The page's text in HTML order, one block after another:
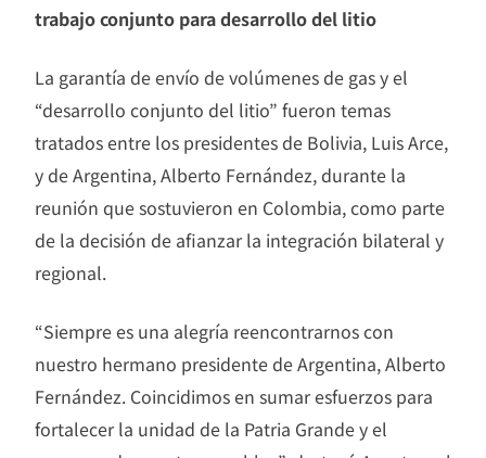
trabajo conjunto para desarrollo del litio
La garantía de envío de volúmenes de gas y el
“desarrollo conjunto del litio” fueron temas
tratados entre los presidentes de Bolivia, Luis Arce,
y de Argentina, Alberto Fernández, durante la
reunión que sostuvieron en Colombia, como parte
de la decisión de afianzar la integración bilateral y
regional.
“Siempre es una alegría reencontrarnos con
nuestro hermano presidente de Argentina, Alberto
Fernández. Coincidimos en sumar esfuerzos para
fortalecer la unidad de la Patria Grande y el